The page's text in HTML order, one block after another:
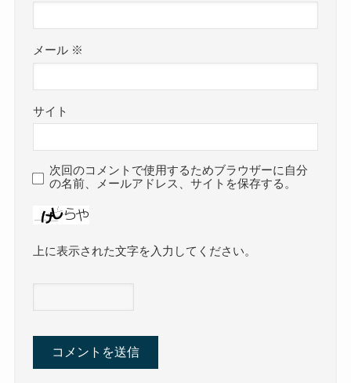
メール ※
サイト
次回のコメントで使用するためブラウザーに自分
の名前、メールアドレス、サイトを保存する。
上に表示された文字を入力してください。